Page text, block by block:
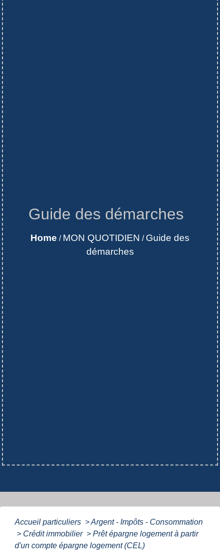
Guide des démarches
Home / MON QUOTIDIEN / Guide des
démarches
Accueil particuliers >Argent - Impôts - Consommation
> Crédit immobilier > Prêt épargne logement à partir
d'un compte épargne logement (CEL)